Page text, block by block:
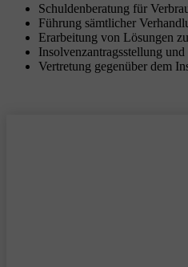
Schuldenberatung für
Führung sämtlicher
Erarbeitung von Lösungen
Insolvenzantragsstellung
Vertretung gegenüber dem